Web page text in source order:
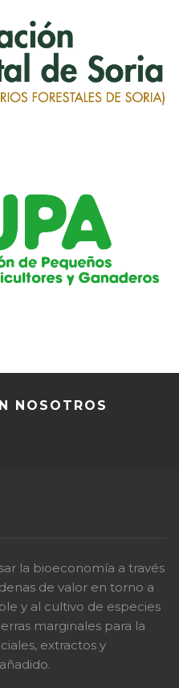
NOSOTROS
la bioeconomía a través
de valor en torno a
y al cultivo de especies
marginales para la
extractos y